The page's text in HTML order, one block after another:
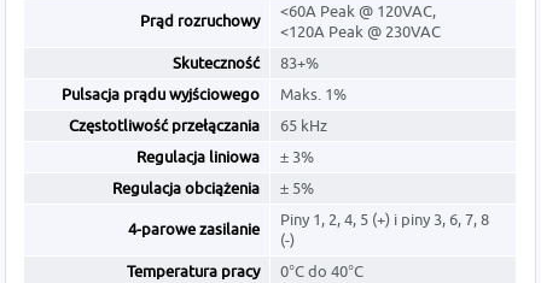
Prąd rozruchowy
<60A Peak @ 120VAC,
<120A Peak @ 230VAC
Skuteczność
83+%
Pulsacja prądu wyjściowego
Maks. 1%
Częstotliwość przełączania
65 kHz
Regulacja liniowa
± 3%
Regulacja obciążenia
± 5%
4-parowe zasilanie
Piny 1, 2, 4, 5 (+) i piny 3, 6, 7, 8
(-)
Temperatura pracy
0°C do 40°C